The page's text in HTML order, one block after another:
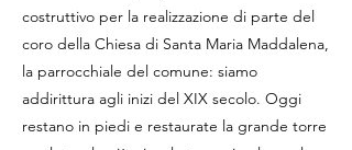
costruttivo per la realizzazione di parte del
coro della Chiesa di Santa Maria Maddalena,
la parrocchiale del comune: siamo
addirittura agli inizi del XIX secolo. Oggi
restano in piedi e restaurate la grande torre